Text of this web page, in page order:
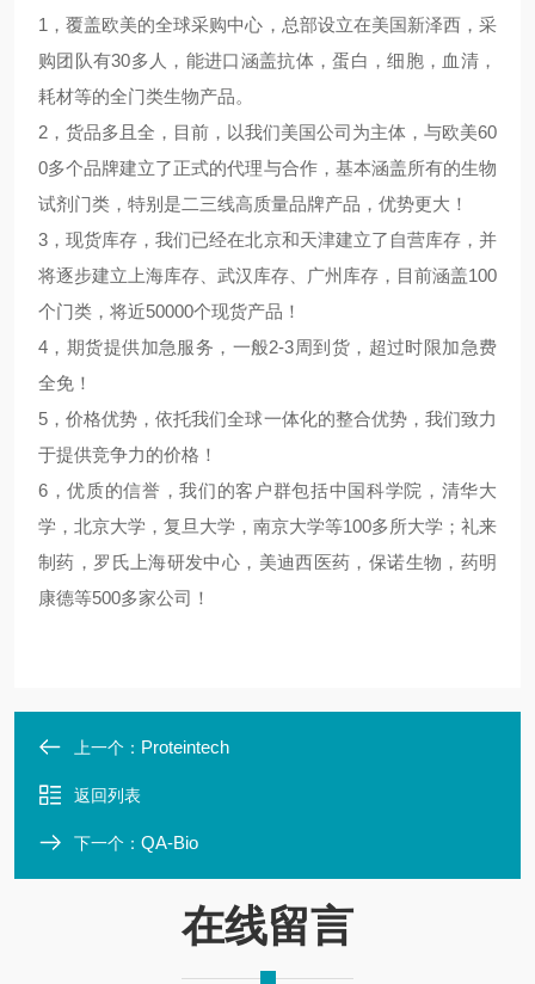
1，覆盖欧美的全球采购中心，总部设立在美国新泽西，采
购团队有30多人，能进口涵盖抗体，蛋白，细胞，血清，
耗材等的全门类生物产品。
2，货品多且全，目前，以我们美国公司为主体，与欧美60
0多个品牌建立了正式的代理与合作，基本涵盖所有的生物
试剂门类，特别是二三线高质量品牌产品，优势更大！
3，现货库存，我们已经在北京和天津建立了自营库存，并
将逐步建立上海库存、武汉库存、广州库存，目前涵盖100
个门类，将近50000个现货产品！
4，期货提供加急服务，一般2-3周到货，超过时限加急费
全免！
5，价格优势，依托我们全球一体化的整合优势，我们致力
于提供竞争力的价格！
6，优质的信誉，我们的客户群包括中国科学院，清华大
学，北京大学，复旦大学，南京大学等100多所大学；礼来
制药，罗氏上海研发中心，美迪西医药，保诺生物，药明
康德等500多家公司！
上一个： Proteintech
返回列表
下一个： QA-Bio
在线留言